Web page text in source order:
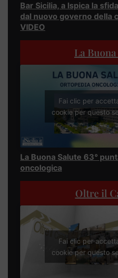
Bar Sicilia, a Ispica la
dal nuovo governo della
VIDEO
La
Fai clic per
cookie per questo
La Buona Salute 63°
oncologica
Oltre il
Fai clic per
cookie per questo